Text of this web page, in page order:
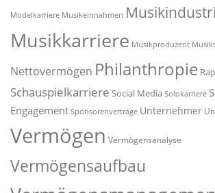
Modelkarriere Musikeinnahmen
Musikkarriere Musikproduzent
Nettovermögen Philanthropie
Schauspielkarriere Social Media Solokarriere
Engagement Sponsorenverträge Unternehmer
Vermögen Vermögensanalyse
Vermögensaufbau